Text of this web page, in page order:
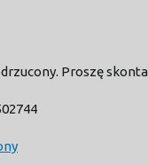
Proszę